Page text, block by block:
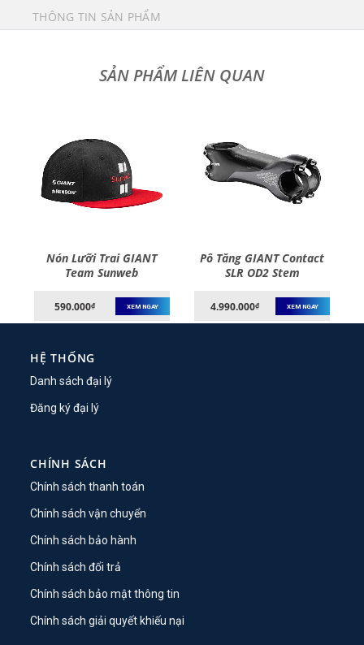
THÔNG TIN SẢN PHẨM
Nón Lưỡi Trai GIANT
Team Sunweb
590.000₫ XEM NGAY
Pô Tăng GIANT Contact
SLR OD2 Stem
4.990.000₫ XEM NGAY
HỆ THỐNG
Danh sách đại lý
Đăng ký đại lý
CHÍNH SÁCH
Chính sách thanh toán
Chính sách vận chuyển
Chính sách bảo hành
Chính sách đổi trả
Chính sách bảo mật thông tin
Chính sách giải quyết khiếu nại